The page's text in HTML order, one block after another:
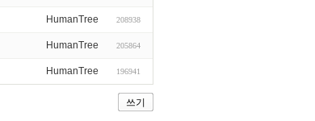
HumanTree 208938
HumanTree 205864
HumanTree 196941
쓰기